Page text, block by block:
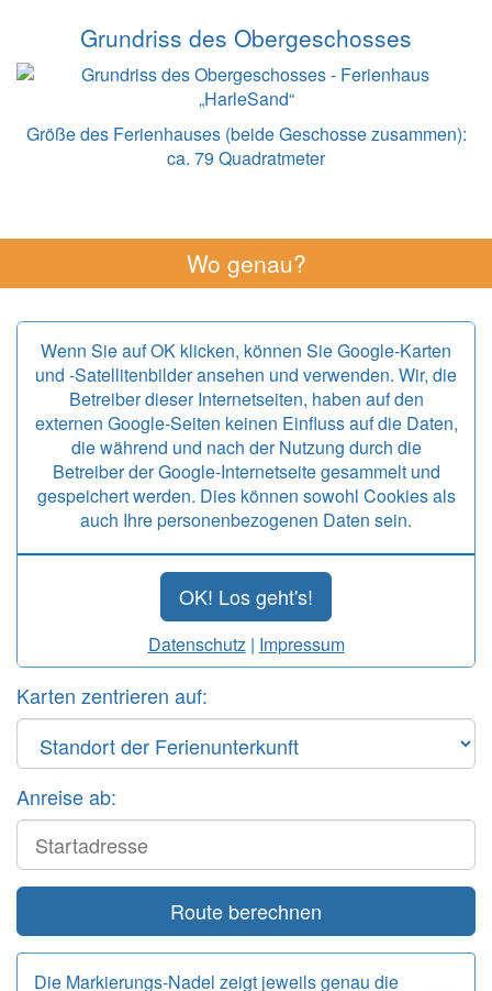
Grundriss des Obergeschosses
Größe des Ferienhauses (beide Geschosse zusammen):
ca. 79 Quadratmeter
Wo genau?
Wenn Sie auf OK klicken, können Sie Google-Karten
und -Satellitenbilder ansehen und verwenden. Wir, die
Betreiber dieser Internetseiten, haben auf den
externen Google-Seiten keinen Einfluss auf die Daten,
die während und nach der Nutzung durch die
Betreiber der Google-Internetseite gesammelt und
gespeichert werden. Dies können sowohl Cookies als
auch Ihre personenbezogenen Daten sein.
OK! Los geht's!
Datenschutz| Impressum
Karten zentrieren auf:
Anreise ab:
Start
Route berechnen
Die Markierungs-Nadel zeigt jeweils genau die